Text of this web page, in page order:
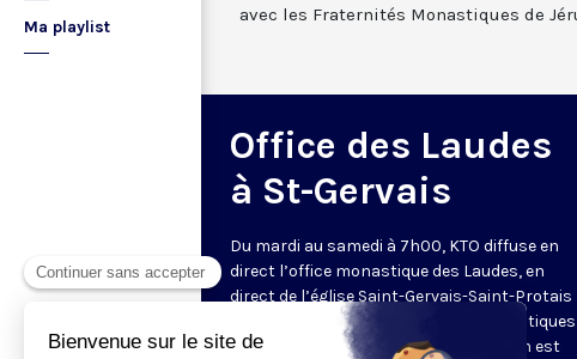
Ma playlist
avec les Fraternités Monastiques de
Office des Laudes
à St-Gervais
Du mardi au samedi à 7h00, KTO diffuse en
direct l’office monastique des Laudes, en
direct de l’église Saint-Gervais-Saint-Protais
(Paris IVe), avec les Fraternités Monastiques
de Jérusalem. Les Laudes – dont le nom est